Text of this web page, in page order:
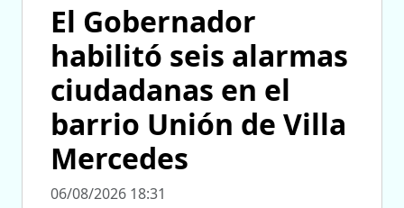
El Gobernador
habilitó seis alarmas
ciudadanas en el
barrio Unión de Villa
Mercedes
06/08/2026 18:31